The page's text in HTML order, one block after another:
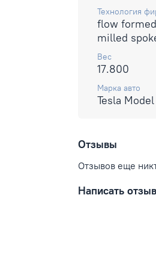
Технология
flow
milled
Вес
17.800
Марка авто
Tesla
Отзывы
Отзывов еще
Написать отзыв